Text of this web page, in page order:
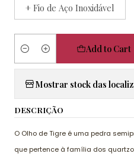
+ Fio de Aço Inoxidável
Quantity
Add to Cart
Mostrar stock das
DESCRIÇÃO
O Olho de Tigre é uma pedra
que pertence à família dos